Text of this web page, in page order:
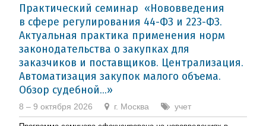
Практический семинар «Нововведения
в сфере регулирования 44-ФЗ и 223-ФЗ.
Актуальная практика применения норм
законодательства о закупках для
заказчиков и поставщиков. Централизация.
Автоматизация закупок малого объема.
Обзор судебной...»
8 – 9 октября 2026 г. Москва учет